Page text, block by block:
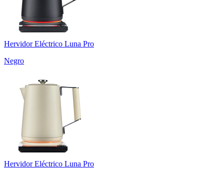
Hervidor Eléctrico Luna Pro
Negro
Hervidor Eléctrico Luna Pro